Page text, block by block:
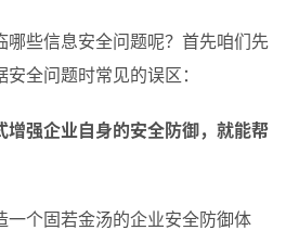
哪些信息安全问题呢？首先咱们先
全问题时常见的误区：
增强企业自身的安全防御，就能帮
一个固若金汤的企业安全防御体